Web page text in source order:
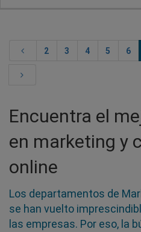
2 3 4 5 6
Encuentra el
en marketing y
online
Los departamentos de
se han vuelto
las empresas. Por eso, la